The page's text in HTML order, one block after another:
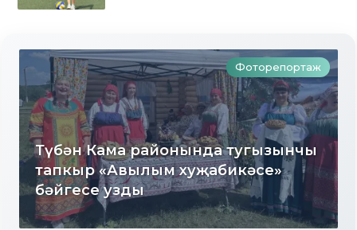
Фоторепортаж
Түбән Кама районында тугызынчы
тапкыр «Авылым хуҗабикәсе»
бәйгесе узды